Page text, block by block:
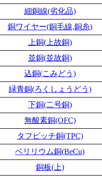
細銅線(劣化品)
銅ワイヤー(銅毛線,銅糸)
上銅(上故銅)
並銅(並故銅)
込銅(こみどう)
緑青銅(ろくしょうどう)
下銅(二号銅)
無酸素銅(OFC)
タフピッチ銅(TPC)
ベリリウム銅(BeCu)
銅板(上)